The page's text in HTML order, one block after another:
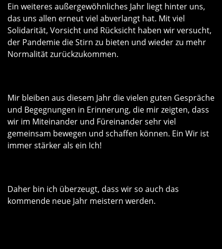
Ein weiteres außergewöhnliches Jahr liegt hinter uns,
das uns allen erneut viel abverlangt hat. Mit viel
Solidarität, Vorsicht und Rücksicht haben wir versucht,
der Pandemie die Stirn zu bieten und wieder zu mehr
Normalität zurückzukommen.
Mir bleiben aus diesem Jahr die vielen guten Gespräche
und Begegnungen in Erinnerung, die mir zeigten, dass
wir im Miteinander und Füreinander sehr viel
gemeinsam bewegen und schaffen können. Ein Wir ist
immer stärker als ein Ich!
Daher bin ich überzeugt, dass wir so auch das
kommende neue Jahr meistern werden.